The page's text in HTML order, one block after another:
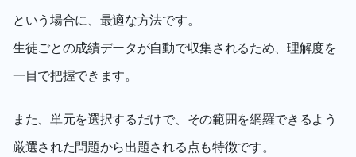
という場合に、最適な方法です。
生徒ごとの成績データが自動で収集されるため、理解度を
一目で把握できます。
また、単元を選択するだけで、その範囲を網羅できるよう
厳選された問題から出題される点も特徴です。